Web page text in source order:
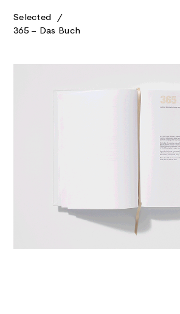
Selected
/
365 – Das Buch